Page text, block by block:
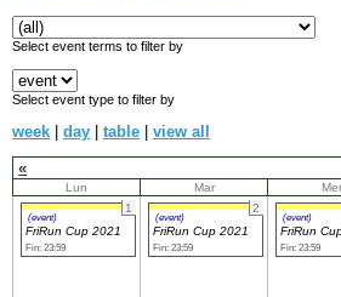
Ski ALPIN
Triathlon
Ski Nordique
Courses à pieds
Athlétisme
Slalom In-Line
Caisse à savon
Coupe "Journal La Gruyère"
Hippisme
Marche
Archives
Select event terms to filter by
Select event type to filter by
week | day | table | view all
«
Lun Mar Mer
1
(event)
FriRun Cup 2021
Fin: 23:59
2
(event)
FriRun Cup 2021
Fin: 23:59
(event)
FriRun
Fin: 23:59